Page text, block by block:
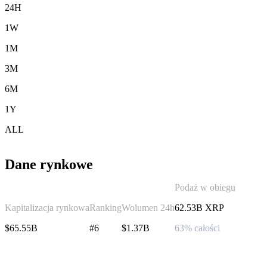
24H
1W
1M
3M
6M
1Y
ALL
Dane rynkowe
Kapitalizacja rynkowa
$65.55B
Ranking
#6
Wolumen 24h
$1.37B
Podaż w obiegu
62.53B XRP
63% całości